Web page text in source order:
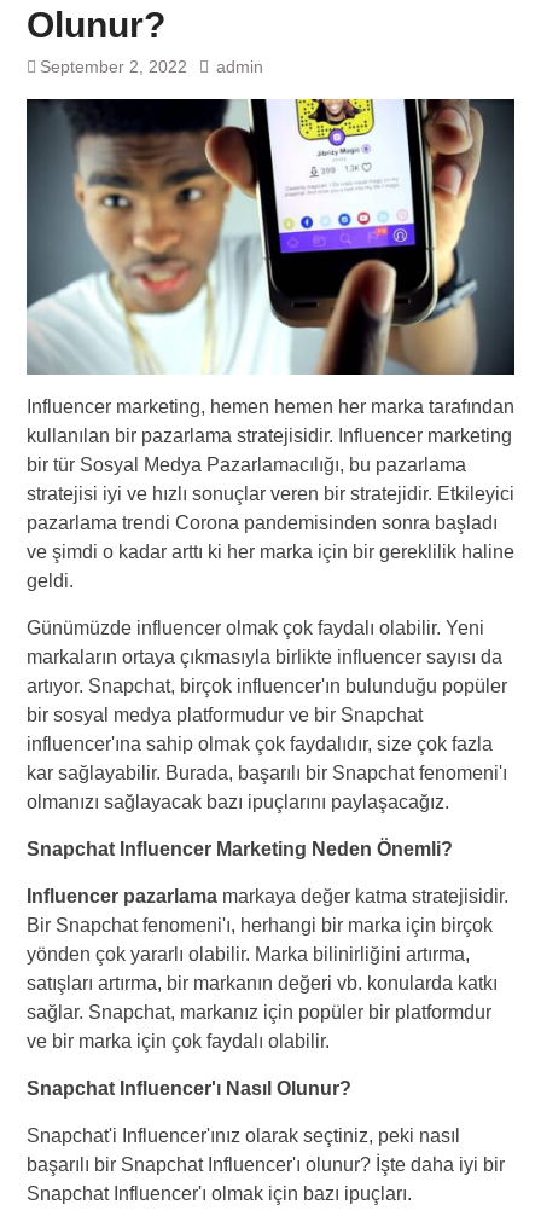
Olunur?
September 2, 2022 admin
Influencer marketing, hemen hemen her marka tarafından
kullanılan bir pazarlama stratejisidir. Influencer marketing
bir tür Sosyal Medya Pazarlamacılığı, bu pazarlama
stratejisi iyi ve hızlı sonuçlar veren bir stratejidir. Etkileyici
pazarlama trendi Corona pandemisinden sonra başladı
ve şimdi o kadar arttı ki her marka için bir gereklilik haline
geldi.
Günümüzde influencer olmak çok faydalı olabilir. Yeni
markaların ortaya çıkmasıyla birlikte influencer sayısı da
artıyor. Snapchat, birçok influencer'ın bulunduğu popüler
bir sosyal medya platformudur ve bir Snapchat
influencer'ına sahip olmak çok faydalıdır, size çok fazla
kar sağlayabilir. Burada, başarılı bir Snapchat fenomeni'ı
olmanızı sağlayacak bazı ipuçlarını paylaşacağız.
Snapchat Influencer Marketing Neden Önemli?
Influencer pazarlamamarkaya değer katma stratejisidir.
Bir Snapchat fenomeni'ı, herhangi bir marka için birçok
yönden çok yararlı olabilir. Marka bilinirliğini artırma,
satışları artırma, bir markanın değeri vb. konularda katkı
sağlar. Snapchat, markanız için popüler bir platformdur
ve bir marka için çok faydalı olabilir.
Snapchat Influencer'ı Nasıl Olunur?
Snapchat'i Influencer'ınız olarak seçtiniz, peki nasıl
başarılı bir Snapchat Influencer'ı olunur? İşte daha iyi bir
Snapchat Influencer'ı olmak için bazı ipuçları.